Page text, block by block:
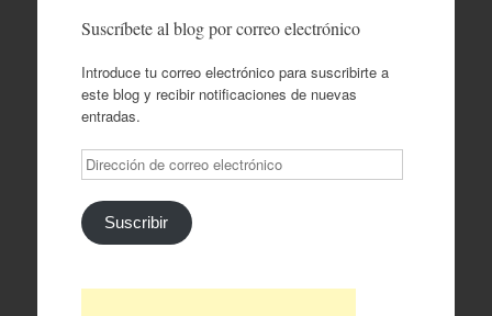
Suscríbete al blog por correo electrónico
Introduce tu correo electrónico para suscribirte a
este blog y recibir notificaciones de nuevas
entradas.
Dirección
de
correo
electrónico
Suscribir